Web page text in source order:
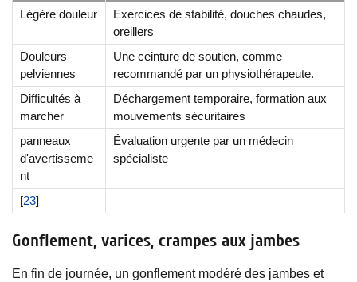
Légère douleur
Exercices de stabilité, douches chaudes,
oreillers
Douleurs
pelviennes
Une ceinture de soutien, comme
recommandé par un physiothérapeute.
Difficultés à
marcher
Déchargement temporaire, formation aux
mouvements sécuritaires
panneaux
d'avertisseme
nt
Évaluation urgente par un médecin
spécialiste
[23]
Gonflement, varices, crampes aux jambes
En fin de journée, un gonflement modéré des jambes et